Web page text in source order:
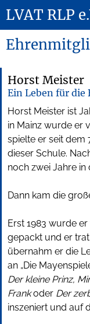
LVAT RLP
Horst Meister
Ein Leben für die
Horst Meister ist
in Mainz wurde er
spielte er seit dem
dieser Schule.
noch zwei Jahre
Dann kam die
Erst 1983 wurde
gepackt und er
übernahm er die
an „Die
Der kleine Prinz,
Frankoder Der
inszeniert und auf